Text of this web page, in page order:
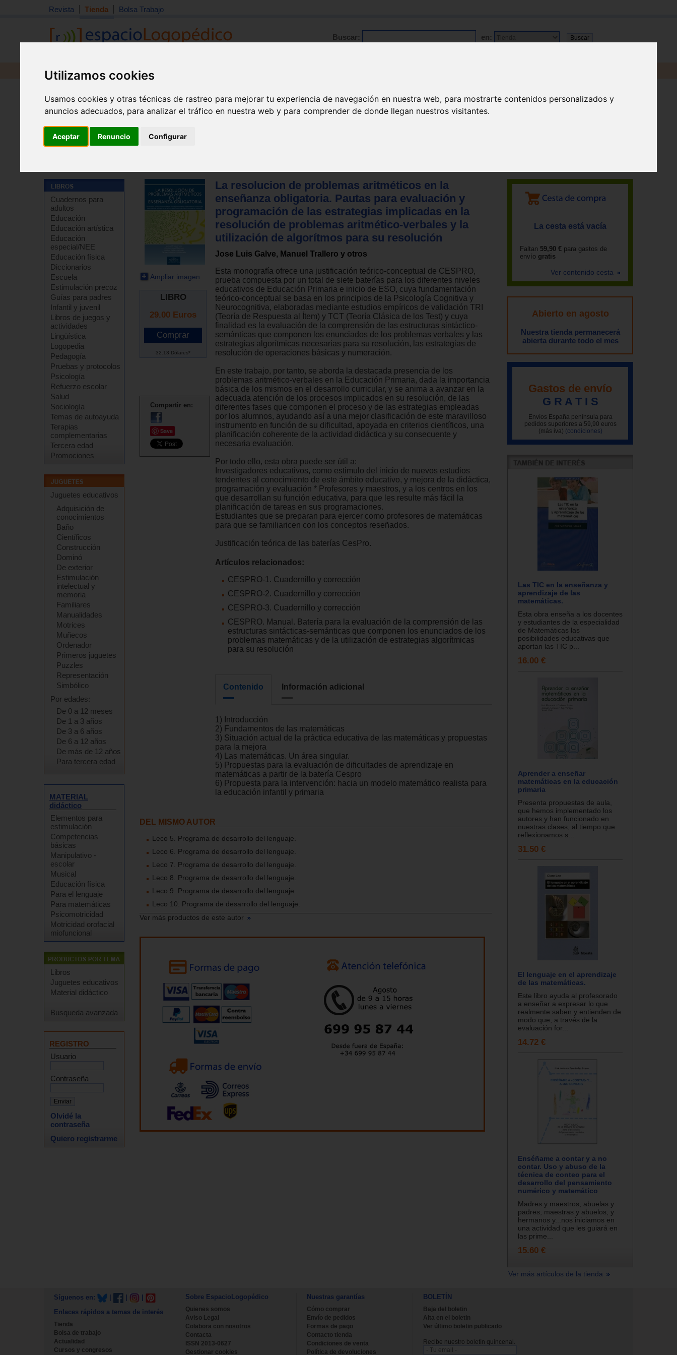
Utilizamos cookies
Usamos cookies y otras técnicas de rastreo para mejorar tu experiencia de navegación en nuestra web, para mostrarte contenidos personalizados y
anuncios adecuados, para analizar el tráfico en nuestra web y para comprender de donde llegan nuestros visitantes.
Aceptar Renuncio Configurar
Revista Tienda Bolsa Trabajo
Buscar: en:
Revista Libros Material
Cuadernos para
adultos
Educación
Educación artística
Educación
especial/NEE
Educación física
Diccionarios
Escuela
Estimulación precoz
Guías para padres
Infantil y juvenil
Libros de juegos y
actividades
Lingüística
Logopedia
Pedagogía
Pruebas y protocolos
Psicología
Refuerzo escolar
Salud
Sociología
Temas de autoayuda
Terapias
complementarias
Tercera edad
Promociones
Juguetes educativos
Adquisición de
conocimientos
Baño
Científicos
Construcción
Dominó
De exterior
Estimulación
intelectual y
memoria
Familiares
Manualidades
Motrices
Muñecos
Ordenador
Primeros juguetes
Puzzles
Representación
Simbólico
Por edades:
De 0 a 12 meses
De 1 a 3 años
De 3 a 6 años
De 6 a 12 años
De más de 12 años
Para tercera edad
MATERIAL
didáctico
Elementos para
estimulación
Competencias
básicas
Manipulativo -
escolar
Musical
Educación física
Para el lenguaje
Para matemáticas
Psicomotricidad
Motricidad orofacial
miofuncional
Libros
Juguetes educativos
Material didáctico
Busqueda avanzada
REGISTRO
Usuario
Contraseña
Olvidé la
contraseña
Quiero registrarme
Ampliar imagen
LIBRO
29.00 Euros
32.13 Dólares*
Compartir en:
Save
La resolucion de problemas aritméticos en la
enseñanza obligatoria. Pautas para evaluación y
programación de las estrategias implicadas en la
resolución de problemas aritmético-verbales y la
utilización de algorítmos para su resolución
Jose Luis Galve, Manuel Trallero y otros
Esta monografía ofrece una justificación teórico-conceptual de CESPRO,
prueba compuesta por un total de siete baterías para los diferentes niveles
educativos de Educación Primaria e inicio de ESO, cuya fundamentación
teórico-conceptual se basa en los principios de la Psicología Cognitiva y
Neurocognitiva, elaboradas mediante estudios empíricos de validación TRI
(Teoría de Respuesta al Ítem) y TCT (Teoría Clásica de los Test) y cuya
finalidad es la evaluación de la comprensión de las estructuras sintáctico-
semánticas que componen los enunciados de los problemas verbales y las
estrategias algorítmicas necesarias para su resolución, las estrategias de
resolución de operaciones básicas y numeración.
En este trabajo, por tanto, se aborda la destacada presencia de los
problemas aritmético-verbales en la Educación Primaria, dada la importancia
básica de los mismos en el desarrollo curricular, y se anima a avanzar en la
adecuada atención de los procesos implicados en su resolución, de las
diferentes fases que componen el proceso y de las estrategias empleadas
por los alumnos, ayudando así a una mejor clasificación de este maravilloso
instrumento en función de su dificultad, apoyada en criterios científicos, una
planificación coherente de la actividad didáctica y su consecuente y
necesaria evaluación.
Por todo ello, esta obra puede ser útil a:
Investigadores educativos, como estimulo del inicio de nuevos estudios
tendentes al conocimiento de este ámbito educativo, y mejora de la didáctica,
programación y evaluación * Profesores y maestros, y a los centros en los
que desarrollan su función educativa, para que les resulte más fácil la
planificación de tareas en sus programaciones.
Estudiantes que se preparan para ejercer como profesores de matemáticas
para que se familiaricen con los conceptos reseñados.
Justificación teórica de las baterías CesPro.
Artículos relacionados:
CESPRO-1. Cuadernillo y corrección
CESPRO-2. Cuadernillo y corrección
CESPRO-3. Cuadernillo y corrección
CESPRO. Manual. Batería para la evaluación de la comprensión de las
estructuras sintácticas-semánticas que componen los enunciados de los
problemas matemáticas y de la utilización de estrategias algorítmicas
para su resolución
Contenido Información adicional
1) Introducción
2) Fundamentos de las matemáticas
3) Situación actual de la práctica educativa de las matemáticas y propuestas
para la mejora
4) Las matemáticas. Un área singular.
5) Propuestas para la evaluación de dificultades de aprendizaje en
matemáticas a partir de la batería Cespro
6) Propuesta para la intervención: hacia un modelo matemático realista para
la educación infantil y primaria
DEL MISMO AUTOR
Leco 5. Programa de desarrollo del lenguaje.
Leco 6. Programa de desarrollo del lenguaje.
Leco 7. Programa de desarrollo del lenguaje.
Leco 8. Programa de desarrollo del lenguaje.
Leco 9. Programa de desarrollo del lenguaje.
Leco 10. Programa de desarrollo del lenguaje.
Ver más productos de este autor
La cesta está vacía
Faltan 59,90 € para gastos de
envío gratis
Ver contenido cesta
Abierto en agosto
Nuestra tienda permanecerá
abierta durante todo el mes
Gastos de envío
G R A T I S
Envíos España península para
pedidos superiores a 59,90 euros
(más iva) (condiciones)
Las TIC en la enseñanza y
aprendizaje de las
matemáticas.
Esta obra enseña a los docentes
y estudiantes de la especialidad
de Matemáticas las
posibilidades educativas que
aportan las TIC p...
16.00 €
Aprender a enseñar
matemáticas en la educación
primaria
Presenta propuestas de aula,
que hemos implementado los
autores y han funcionado en
nuestras clases, al tiempo que
reflexionamos s...
31.50 €
El lenguaje en el aprendizaje
de las matemáticas.
Este libro ayuda al profesorado
a enseñar a expresar lo que
realmente saben y entienden de
modo que, a través de la
evaluación for...
14.72 €
Enséñame a contar y a no
contar. Uso y abuso de la
técnica de conteo para el
desarrollo del pensamiento
numérico y matemático
Madres y maestros, abuelas y
padres, maestras y abuelos, y
hermanos y...nos iniciamos en
una actividad que les guiará en
las prime...
15.60 €
Ver más artículos de la tienda
Síguenos en:
Enlaces rápidos a temas de interés
Tienda
Bolsa de trabajo
Actualidad
Cursos y congresos
Sobre EspacioLogopédico
Quienes somos
Aviso Legal
Colabora con nosotros
Contacta
ISSN 2013-0627
Gestionar cookies
Nuestras garantías
Cómo comprar
Envío de pedidos
Formas de pago
Contacto tienda
Condiciones de venta
Política de devoluciones
BOLETÍN
Baja del boletin
Alta en el boletin
Ver último boletin publicado
Recibe nuestro boletín quincenal.